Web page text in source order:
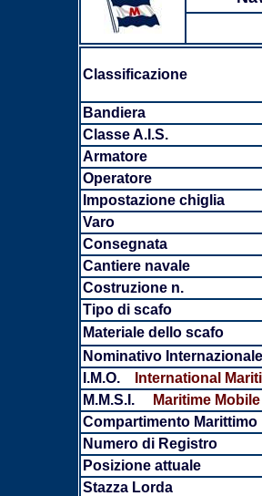
Classificazione
Bandiera
Classe A.I.S.
Armatore
Operatore
Impostazione chiglia
Varo
Consegnata
Cantiere navale
Costruzione n.
Tipo di scafo
Materiale dello scafo
Nominativo Internazionale
I.M.O.
International
M.M.S.I.
Maritime
Compartimento Marittimo
Numero di Registro
Posizione attuale
Stazza Lorda